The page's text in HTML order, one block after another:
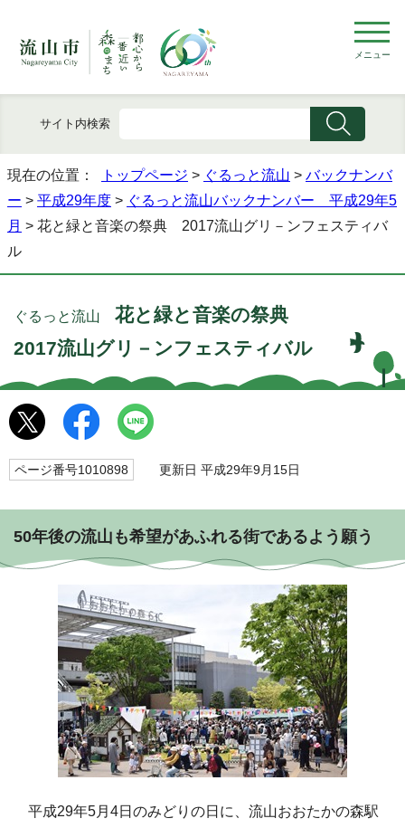
メニュー
サイト内検索
現在の位置： トップページ > ぐるっと流山 > バックナンバ
ー > 平成29年度 > ぐるっと流山バックナンバー 平成29年5
月 > 花と緑と音楽の祭典 2017流山グリ－ンフェスティバ
ル
ぐるっと流山 花と緑と音楽の祭典
2017流山グリ－ンフェスティバル
ページ番号1010898 更新日 平成29年9月15日
50年後の流山も希望があふれる街であるよう願う
平成29年5月4日のみどりの日に、流山おおたかの森駅